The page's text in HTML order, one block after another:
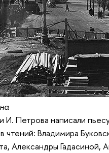
И. Петрова написали
чтений: Владимира
Александры Гадасиной,